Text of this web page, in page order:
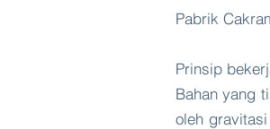
Pabrik
Prinsip
Bahan yang
oleh